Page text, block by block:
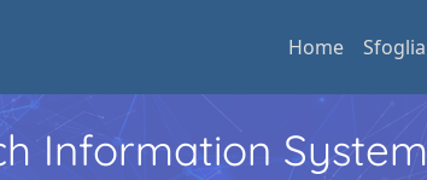
Home Sfoglia
Information System